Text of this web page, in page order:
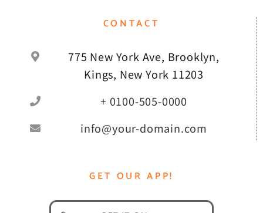
CONTACT
775 New York Ave, Brooklyn,
Kings, New York 11203
+ 0100-505-0000
info@your-domain.com
GET OUR APP!